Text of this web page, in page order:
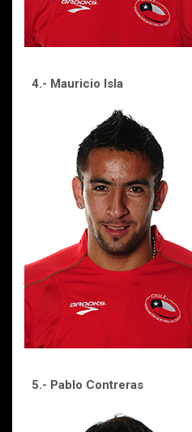
4.- Mauricio Isla
5.- Pablo Contreras